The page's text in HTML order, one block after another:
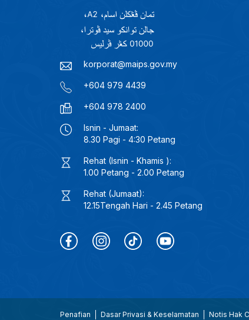
korporat@maips.gov.my
+604 979 4439
+604 978 2400
Isnin - Jumaat:
8.30 Pagi - 4:30 Petang
Rehat (Isnin - Khamis ):
1.00 Petang - 2.00 Petang
Rehat (Jumaat):
12.15Tengah Hari - 2.45 Petang
Penafian Dasar Privasi & Keselamatan
Notis Hak